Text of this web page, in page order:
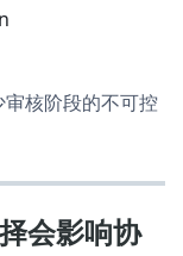
审核阶段的不可控
会影响协